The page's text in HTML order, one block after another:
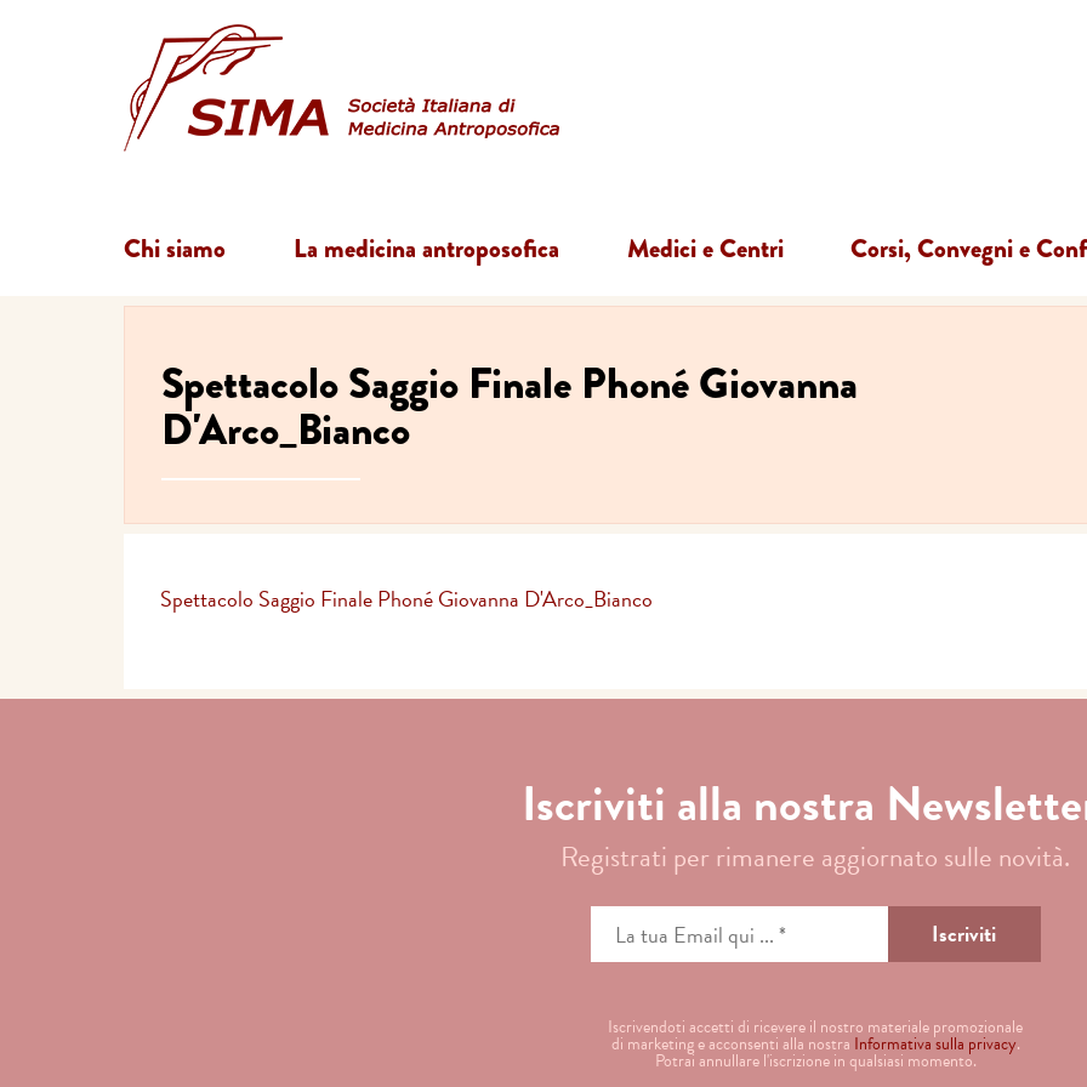
Chi siamo La medicina antroposofica Medici e Centri Corsi, Convegni e
Spettacolo Saggio Finale Phoné Giovanna
D'Arco_Bianco
Spettacolo Saggio Finale Phoné Giovanna D'Arco_Bianco
Iscriviti alla nostra
Registrati per rimanere aggiornato sulle novità.
Iscrivendoti accetti di ricevere il nostro materiale promozionale
di marketing e acconsenti alla nostra Informativa sulla privacy.
Potrai annullare l'iscrizione in qualsiasi momento.